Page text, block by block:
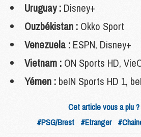
Uruguay : Disney+
Ouzbékistan : Okko Sport
Venezuela : ESPN, Disney+
Vietnam : ON Sports HD,
Yémen : beIN Sports HD 1,
Cet article vous a plu
#PSG/Brest #Etranger